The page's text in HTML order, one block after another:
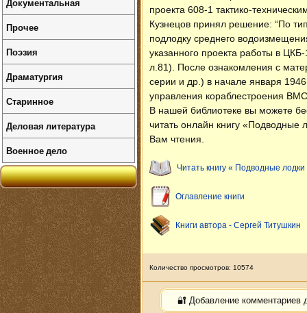
проекта 608-1 тактико-
Кузнецов принял решение: “По
подлодку среднего
указанного проекта работы в
л.81). После ознакомления с
серии и др.) в начале января
управления кораблестроения
В нашей библиотеке вы можете
читать онлайн книгу «Подводные
Вам чтения.
Читать книгу « Подводные
Оглавление книги
Книги автора - Сергей Титушкин
Количество просмотров: 10574
🔐 Добавление комментариев
Прочее
Поэзия
Драматургия
Старинное
Деловая литература
Военное дело